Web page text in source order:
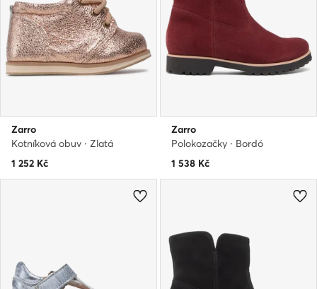
Zarro
Kotníková obuv · Zlatá
1 252 Kč
Zarro
Polokozačky · Bordó
1 538 Kč